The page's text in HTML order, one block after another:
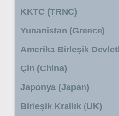
KKTC (TRNC)
Yunanistan (Greece)
Amerika Birleşik
Çin (China)
Japonya (Japan)
Birleşik Krallık (UK)